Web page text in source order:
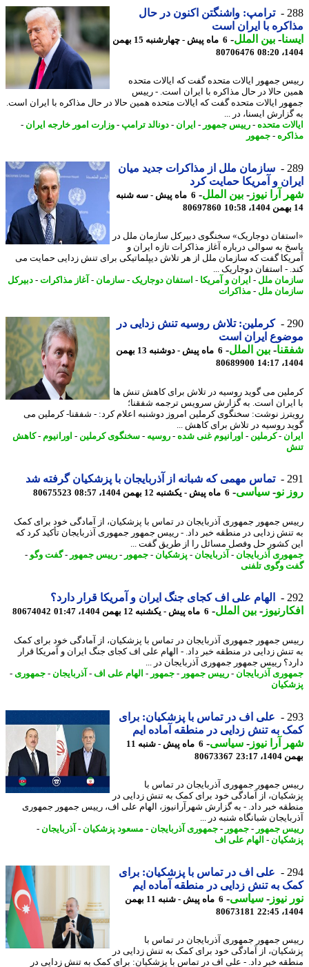
ترامپ: واشنگتن اکنون در حال
با ایران است
-بین الملل-
6 ماه پیش - چهارشنبه 15 بهمن
80706476
جمهور ایالات متحده گفت که ایالات متحده
حالا در حال مذاکره با ایران است. - رییس
ایالات متحده گفت که ایالات متحده همین حالا در حال مذاکره با ایران است.
ایسنا، در ...
متحده-رییس جمهور-ایران - دونالد ترامپ -وزارت امور خارجه ایران -
-جمهور
سازمان ملل از مذاکرات جدید میان
و آمریکا حمایت کرد
آرا نیوز-بین الملل-
6 ماه پیش - سه شنبه
80697860
دوجاریک» سخنگوی دبیرکل سازمان ملل در
به سوالی درباره آغاز مذاکرات تازه ایران و
گفت که سازمان ملل از هر تلاش دیپلماتیکی برای تنش زدایی حمایت می
- استفان دوجاریک ...
ملل -ایران و آمریکا- استفان دوجاریک-سازمان -آغاز مذاکرات- دبیرکل
ملل -مذاکرات
کرملین: تلاش روسیه تنش زدایی در
ایران است
-بین الملل-
6 ماه پیش - دوشنبه 13 بهمن
80689900
می گوید روسیه در تلاش برای کاهش تنش ها
است. به گزارش سرویس ترجمه شفقنا؛
نوشت: سخنگوی کرملین امروز دوشنبه اعلام کرد: - شفقنا- کرملین می
روسیه در تلاش برای کاهش ...
- کرملین-اورانیوم غنی شده-روسیه-سخنگوی کرملین-اورانیوم -کاهش
تماس مهمی که شبانه از آذربایجان با پزشکیان گرفته شد
نو- سیاسی-6 ماه پیش - یکشنبه 12 بهمن 1404، 08:57 80675523
جمهور جمهوری آذربایجان در تماس با پزشکیان، از آمادگی خود برای کمک
زدایی در منطقه خبر داد. - رییس جمهور جمهوری آذربایجان تأکید کرد که
کشور حل وفصل مسائل را از طریق گفت ...
آذربایجان-آذربایجان-پزشکیان-جمهور-رییس جمهور-گفت وگو-
وگوی تلفنی
الهام علی اف کجای جنگ ایران و آمریکا قرار دارد؟
-بین الملل-6 ماه پیش - یکشنبه 12 بهمن 1404، 01:47 80674042
جمهور جمهوری آذربایجان در تماس با پزشکیان، از آمادگی خود برای کمک
زدایی در منطقه خبر داد. - الهام علی اف کجای جنگ ایران و آمریکا قرار
رییس جمهور جمهوری آذربایجان در ...
آذربایجان-رییس جمهور-جمهور-الهام علی اف- آذربایجان-جمهوری-
علی اف در تماس با پزشکیان: برای
به تنش زدایی در منطقه آماده ایم
آرا نیوز-سیاسی-
6 ماه پیش - شنبه 11
23:17
80673367
جمهور جمهوری آذربایجان در تماس با
از آمادگی خود برای کمک به تنش زدایی در
خبر داد. - به گزارش شهرآرانیوز، الهام علی اف، رییس جمهور جمهوری
شبانگاه شنبه در ...
جمهور-جمهور-جمهوری آذربایجان-مسعود پزشکیان-آذربایجان-
-الهام علی اف
علی اف در تماس با پزشکیان: برای
به تنش زدایی در منطقه آماده ایم
نیوز-سیاسی-
6 ماه پیش - شنبه 11 بهمن
80673181
جمهور جمهوری آذربایجان در تماس با
از آمادگی خود برای کمک به تنش زدایی در
خبر داد. - علی اف در تماس با پزشکیان: برای کمک به تنش زدایی در